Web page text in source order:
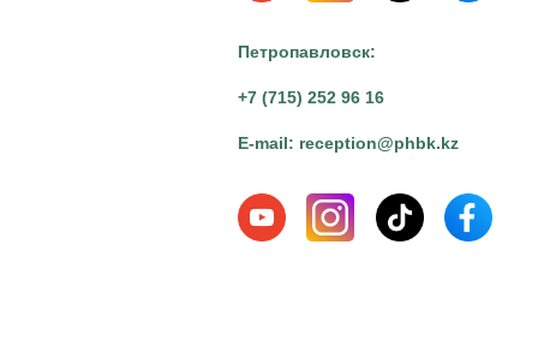
Петропавловск:
+7 (715) 252 96 16
E-mail: reception@phbk.kz